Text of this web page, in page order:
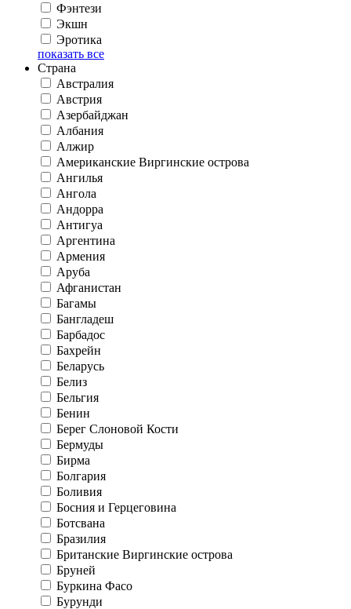
Фэнтези
Экшн
Эротика
показать все
Страна
Австралия
Австрия
Азербайджан
Албания
Алжир
Американские Виргинские острова
Ангилья
Ангола
Андорра
Антигуа
Аргентина
Армения
Аруба
Афганистан
Багамы
Бангладеш
Барбадос
Бахрейн
Беларусь
Белиз
Бельгия
Бенин
Берег Слоновой Кости
Бермуды
Бирма
Болгария
Боливия
Босния и Герцеговина
Ботсвана
Бразилия
Британские Виргинские острова
Бруней
Буркина Фасо
Бурунди